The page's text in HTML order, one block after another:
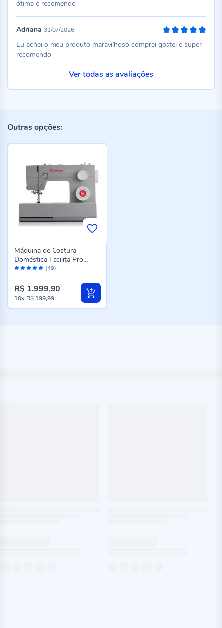
ótima e recomendo
Adriana 31/07/2026
Eu achei o meu produto maravilhoso comprei gostei e super
recomendo
Ver todas as avaliações
Outras opções:
Avaliação: (49)
Máquina de Costura
Doméstica Facilita Pro
4423 Singer
R$ 1.999,90
10x R$ 199,99